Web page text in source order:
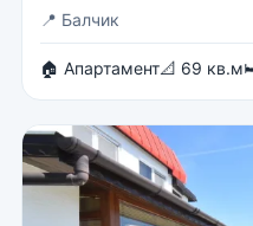
📍 Балчик
🏠 Апартамент📐 69 кв.м